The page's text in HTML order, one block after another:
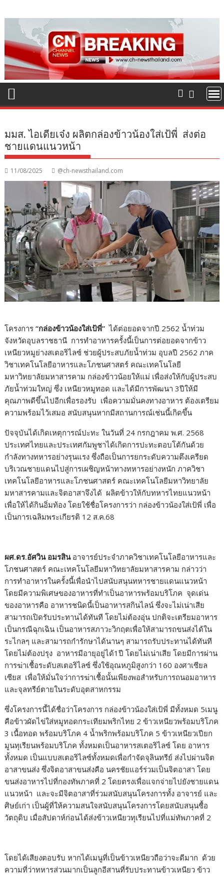
to
content
มมส. ไอเดียเจ๋ง ผลิตกล่องข้าวน้องใส่เป้พี่ ส่งต่อ
ชายแดนแนวหน้า
11/08/2025 @ch-newsthailand.com
โครงการ“กล่องข้าวน้องใส่เป้พี่”ได้ต่อยอดจากปี 2562 น้ำท่วม
จังหวัดอุบลราชธานี การทำอาหารครั้งนี้เป็นการต่อยอดจากข้าว
เหนียวหมูย่างสเตอริไลซ์ ช่วยผู้ประสบภัยน้ำท่วม อุบลปี 2562 ภาค
วิชาเทคโนโลยีอาหารและโภชนศาสตร์ คณะเทคโนโลยี
มหาวิทยาลัยมหาสารคาม กล่องข้าวน้อยให้แม่ เพื่อส่งให้กับผู้ประสบ
ภัยน้ำท่วมใหญ่ ซึ่ง เหนียวหมูทอด และได้มีการพัฒนา 3ปีให้มี
คุณภาพดีขึ้นไปอีกเพื่อรองรับ เพื่อความมั่นคงทางอาหาร ต้องเตรียม
ความพร้อมไว้เสมอ สนับสนุนหากมีสถานการณ์เช่นนี้เกิดขึ้น
ปัจจุบันได้เกิดเหตุการณ์ปะทะ ในวันที่ 24 กรกฎาคม พ.ศ. 2568
ประเทศไทยและประเทศกัมพูชาได้เกิดการปะทะตอบโต้กันด้วย
กำลังทางทหารอย่างรุนแรง ซึ่งถือเป็นการยกระดับความตึงเครียด
บริเวณชายแดนไปสู่การเผชิญหน้าทางทหารอย่างหนัก ภาควิชา
เทคโนโลยีอาหารและโภชนศาสตร์ คณะเทคโนโลยีมหาวิทยาลัย
มหาสารคามและจิตอาสาจึงได้ ผลิตข้าวให้กับทหารไทยแนวหน้า
เพื่อให้ได้กินอิ่มท้อง โดยใช้ชื่อโครงการว่า กล่องข้าวน้องใส่เป้พี่ เพื่อ
เป็นการเฉลิมพระเกียรติ 12 ส.ค.68
ผศ.ดร.อัศวิน อมรสินอาจารย์ประจำภาควิชาเทคโนโลยีอาหารและ
โภชนศาสตร์ คณะเทคโนโลยีมหาวิทยาลัยมหาสารคาม กล่าวว่า
การทำอาหารในครั้งนี้เพื่อนำไปสนับสนุนทหารชายแดนแนวหน้า
โดยมีความพิเศษของอาหารที่ทำเป็นอาหารพร้อมบริโภค จุดเด่น
ของอาหารคือ อาหารชนิดนี้เป็นอาหารสกินไลน์ ซึ่งจะไม่เน่าเสีย
สามารถเปิดรับประทานได้ทันที โดยไม่ต้องอุ่น ปกติจะเตรียมอาหาร
เป็นกรณีฉุกเฉิน เป็นอาหารสภาวะวิกฤตเพื่อให้สามารถขนส่งได้ใน
ระไกลๆ และสามารถกำรักษาได้นานๆ สามารถรับประทานได้ทันที
โดยไม่ต้องปรุง อาหารมีอายุอยู่ได้1ปี โดยไม่เน่าเสีย โดยมีการผ่าน
การฆ่าเชื้อระดับสเตอริไลซ์ ซึ่งใช้อุณหภูมิสูงกว่า 160 องศาเซียล
เซียส เพื่อให้มั่นใจว่าการฆ่าเชื้อนั้นเพียงพอสำหรับการถนอมอาหาร
และจุลทรีย์ตายในระดับอุตสาหกรรม
ซึ่งโครงการนี้ได้ชื่อว่าโครงการ กล่องข้าวน้องใส่เป้พี่ มีทั้งหมด 5เมนู
คือข้าวผัดไข่ใส่หมูทอดกระเทียมพริกไทย 2 ข้าวเหนียวพร้อมบริโภค
3 เนื้อทอด พร้อมบริโภค 4 น้ำพริกพร้อมบริโภค 5 ข้าวเหนียวเปียก
มูนทุเรียนพร้อมบริโภค ทั้งหมดเป็นอาหารสเตอริไลซ์ โดย อาหาร
ทั้งหมด เป็นแบบสเตอริไลซ์ทั้งหมดเพื่อกำจัดจุลินทรีย์ ส่งไปผ่านจิต
อาสาขนส่ง ซึ่งจิตอาสาขนส่งคือ นครชัยแอร์ร่วมเป็นจิตอาสา โดย
ขนส่งอาหารไปที่กองทัพภาคที่ 2 โดยตรงเพื่อแจกจ่ายไปยังชายแดน
แนวหน้า และจะมีจิตอาสาที่ร่วมสนับสนุนโครงการทั้ง อาจารย์ และ
ศิษย์เก่า เป็นผู้ที่ให้ความสนใจสนับสนุนโครงการโดยสนับสนุนซื้อ
วัตถุดิบ เมื่อสัปดาห์ก่อนได้ส่งข้าวเหนียวทุเรียนไปที่แม่ทัพภาคที่ 2
โดยได้เสียงตอบรับ หากได้เมนูที่เป็นข้าวเหนียวถือว่าจะดีมาก ด้วย
ความที่ว่าทหารส่วนมากเป็นลูกอีสานที่รับประทานข้าวเหนียว ข้าว